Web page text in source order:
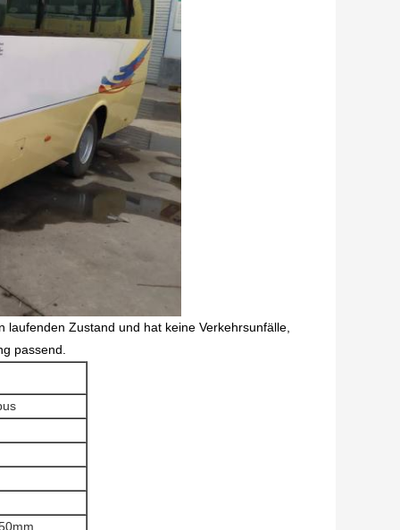
Zustand und hat keine Verkehrsunfälle,
passend.